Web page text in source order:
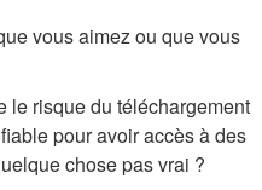
vous aimez ou que vous
le risque du téléchargement
pour avoir accès à des
chose pas vrai ?